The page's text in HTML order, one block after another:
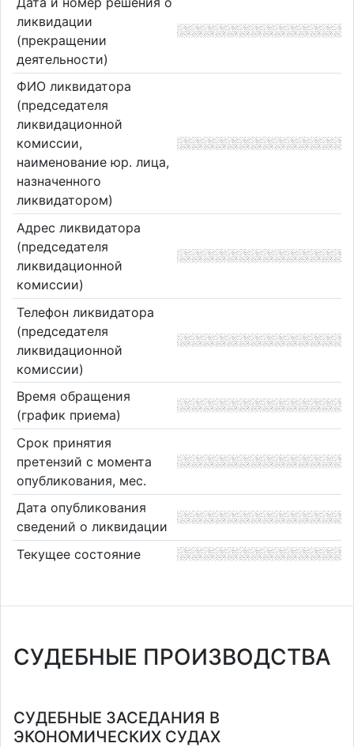
ликвидации
(прекращении
деятельности)
ФИО ликвидатора
(председателя
ликвидационной
комиссии,
наименование юр. лица,
назначенного
ликвидатором)
Адрес ликвидатора
(председателя
ликвидационной
комиссии)
Телефон ликвидатора
(председателя
ликвидационной
комиссии)
Время обращения
(график приема)
Срок принятия
претензий с момента
опубликования, мес.
Дата опубликования
сведений о ликвидации
Текущее состояние
СУДЕБНЫЕ ПРОИЗВОДСТВА
СУДЕБНЫЕ ЗАСЕДАНИЯ В
ЭКОНОМИЧЕСКИХ СУДАХ